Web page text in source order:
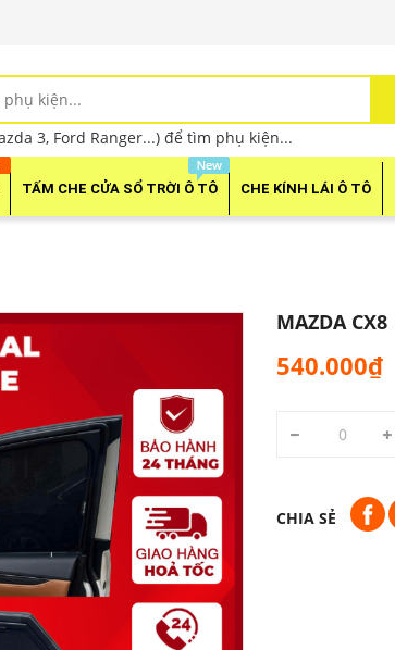
3, Ford Ranger...) để tìm phụ kiện...
TẤM CHE CỬA SỔ TRỜI Ô TÔ CHE KÍNH LÁI Ô TÔ
MAZDA CX8
540.000₫
CHIA SẺ